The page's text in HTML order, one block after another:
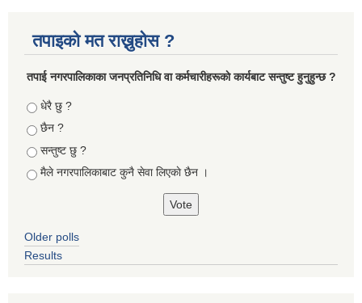
तपाइको मत राख्नुहोस ?
तपा‌ई नगरपालिकाका जनप्रतिनिधि वा कर्मचारीहरूकाे कार्यबाट सन्तुष्ट हुनुहुन्छ ?
Choices
धेरै छु ?
छैन ?
सन्तुष्ट छु ?
मैले नगरपालिकाबाट कुनै सेवा लिएकाे छैन ।
Older polls
Results